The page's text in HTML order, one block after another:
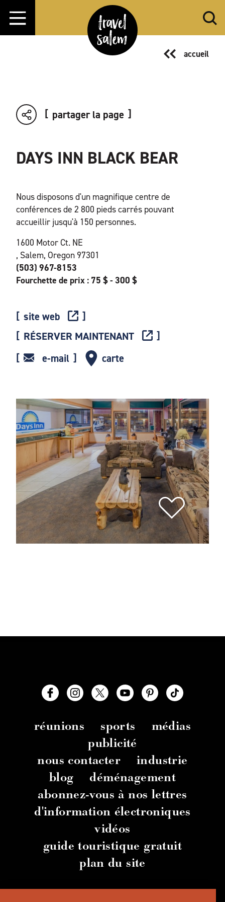
Aller directement au contenu
accueil
partager la page
DAYS INN BLACK BEAR
Nous disposons d'un magnifique centre de
conférences de 2 800 pieds carrés pouvant
accueillir jusqu'à 150 personnes.
1600 Motor Ct. NE
, Salem, Oregon 97301
(503) 967-8153
Fourchette de prix : 75 $ - 300 $
site web
RÉSERVER MAINTENANT
e-mail
carte
réunions sports
médias
publicité
nous contacter
industrie
blog
déménagement
abonnez-vous à nos lettres
d'information électroniques
vidéos
guide touristique gratuit
plan du site